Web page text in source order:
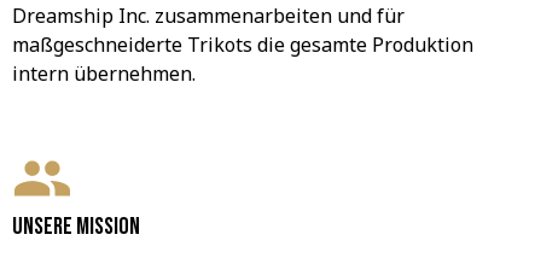
Dreamship Inc. zusammenarbeiten und für
maßgeschneiderte Trikots die gesamte Produktion
intern übernehmen.
Unsere Mission